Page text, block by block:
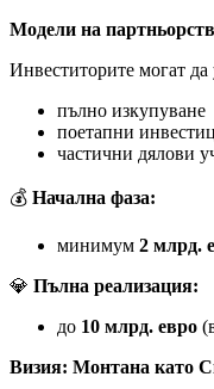
Модели на
Инвеститорите могат да
пълно изкупуване
поетапни
частични дялови
💰 Начална фаза:
минимум 2 млрд.
💎 Пълна реализация:
до 10 млрд. евро
Визия: Монтана като